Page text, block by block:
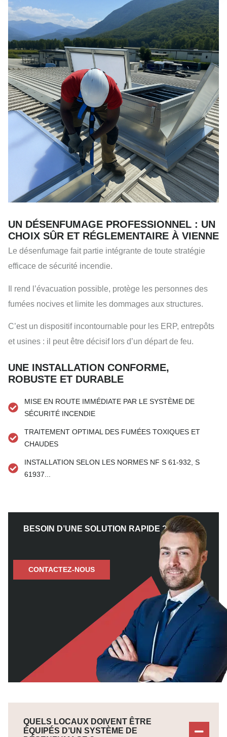
UN DÉSENFUMAGE PROFESSIONNEL : UN
CHOIX SÛR ET RÉGLEMENTAIRE À VIENNE
Le désenfumage fait partie intégrante de toute stratégie
efficace de sécurité incendie.
Il rend l’évacuation possible, protège les personnes des
fumées nocives et limite les dommages aux structures.
C’est un dispositif incontournable pour les ERP, entrepôts
et usines : il peut être décisif lors d’un départ de feu.
UNE INSTALLATION CONFORME,
ROBUSTE ET DURABLE
MISE EN ROUTE IMMÉDIATE PAR LE SYSTÈME DE
SÉCURITÉ INCENDIE
TRAITEMENT OPTIMAL DES FUMÉES TOXIQUES ET
CHAUDES
INSTALLATION SELON LES NORMES NF S 61-932, S
61937...
BESOIN D’UNE SOLUTION RAPIDE ?
CONTACTEZ-NOUS
QUELS LOCAUX DOIVENT ÊTRE
ÉQUIPÉS D’UN SYSTÈME DE